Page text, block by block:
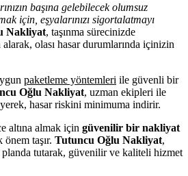
başına gelebilecek olumsuz
için, eşyalarınızı sigortalatmayı
Nakliyat, taşınma sürecinizde
alarak, olası hasar durumlarında içinizin
paketleme yöntemleri ile güvenli bir
Oğlu Nakliyat, uzman ekipleri ile
hasar riskini minimuma indirir.
altına almak için güvenilir bir nakliyat
taşır. Tutuncu Oğlu Nakliyat,
tutarak, güvenilir ve kaliteli hizmet